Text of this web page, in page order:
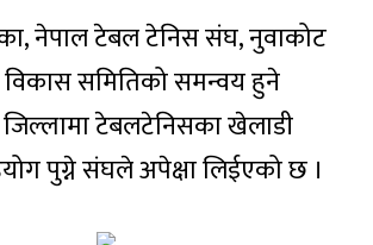
नेपाल टेबल टेनिस संघ, नुवाकोट
समितिको समन्वय हुने
जिल्लामा टेबलटेनिसका खेलाडी
पुग्ने संघले अपेक्षा लिईएको छ ।